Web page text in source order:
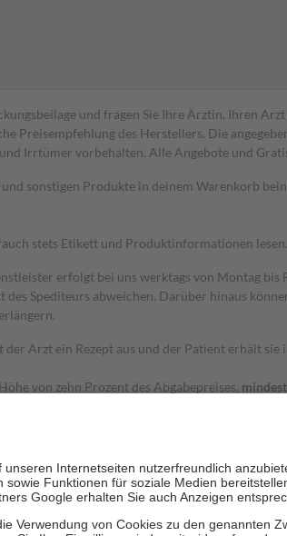
und fragen Sie Ihre Ärztin, Ihren
Preisempfehlung des Herstellers. Die
Irrtümer vorbehalten. Alle Angebote und
sonstigen Produkte in deinem Warenkorb
stets Etikett und Produktinformationen lesen.
erfolgt bei uns werktags von Montag
Spediteurs abweichen. Darüber hinaus
Arzt ein Rezept aus und der Patient erhält
von zehn Prozent des Abgabepreises,
Apotheken.
Gesundheit zu stärken und die besondere
Lebensjahr mit Ausnahme der Fahrkosten
die von der GKV getragen werden